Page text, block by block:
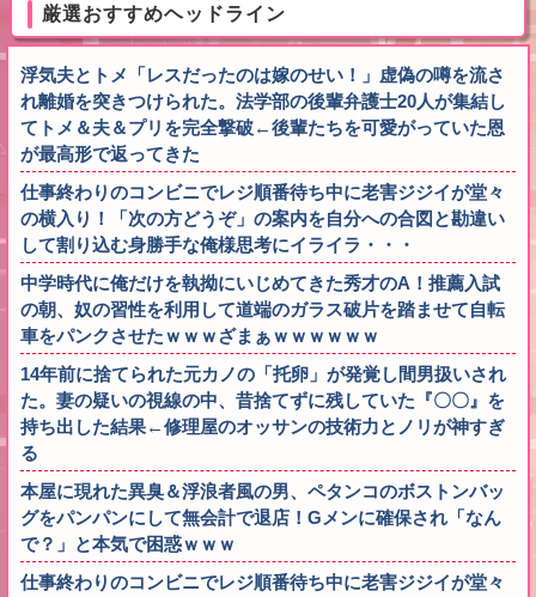
厳選おすすめヘッドライン
浮気夫とトメ「レスだったのは嫁のせい！」虚偽の噂を流さ
れ離婚を突きつけられた。法学部の後輩弁護士20人が集結し
てトメ＆夫＆プリを完全撃破←後輩たちを可愛がっていた恩
が最高形で返ってきた
仕事終わりのコンビニでレジ順番待ち中に老害ジジイが堂々
の横入り！「次の方どうぞ」の案内を自分への合図と勘違い
して割り込む身勝手な俺様思考にイライラ・・・
中学時代に俺だけを執拗にいじめてきた秀才のA！推薦入試
の朝、奴の習性を利用して道端のガラス破片を踏ませて自転
車をパンクさせたｗｗｗざまぁｗｗｗｗｗｗ
14年前に捨てられた元カノの「托卵」が発覚し間男扱いされ
た。妻の疑いの視線の中、昔捨てずに残していた『〇〇』を
持ち出した結果←修理屋のオッサンの技術力とノリが神すぎ
る
本屋に現れた異臭＆浮浪者風の男、ペタンコのボストンバッ
グをパンパンにして無会計で退店！Gメンに確保され「なん
で？」と本気で困惑ｗｗｗ
仕事終わりのコンビニでレジ順番待ち中に老害ジジイが堂々